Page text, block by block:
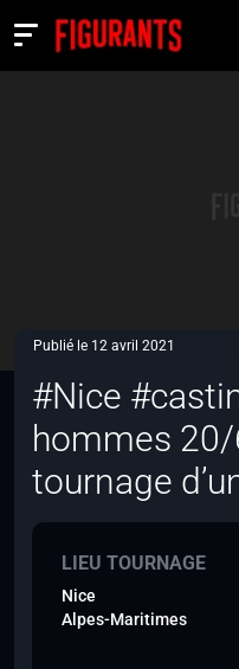
Actualités
Publié le 12 avril 2021
#Nice
hommes
tournage
LIEU TOURNAGE
Nice
Alpes-Maritimes